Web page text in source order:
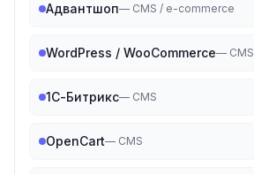
Адвантшоп— CMS / e-commerce
WordPress / WooCommerce— CMS
1С-Битрикс— CMS
OpenCart— CMS